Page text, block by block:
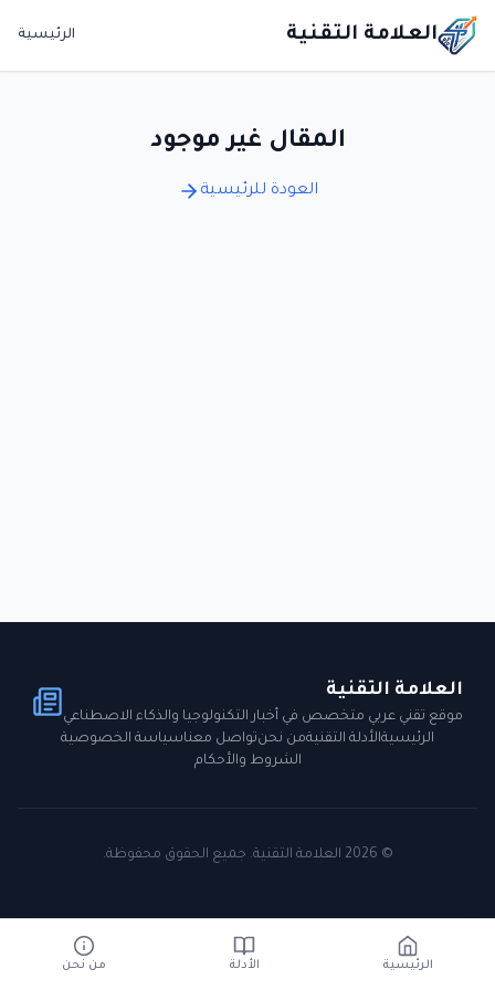
العلامة التقنية الرئيسية
المقال غير موجود
العودة للرئيسية
العلامة التقنية
موقع تقني عربي متخصص في أخبار التكنولوجيا والذكاء الاصطناعي
الرئيسيةالأدلة التقنيةمن نحنتواصل معناسياسة الخصوصية
الشروط والأحكام
©
2026 العلامة التقنية. جميع الحقوق محفوظة.
الرئيسية الأدلة من نحن